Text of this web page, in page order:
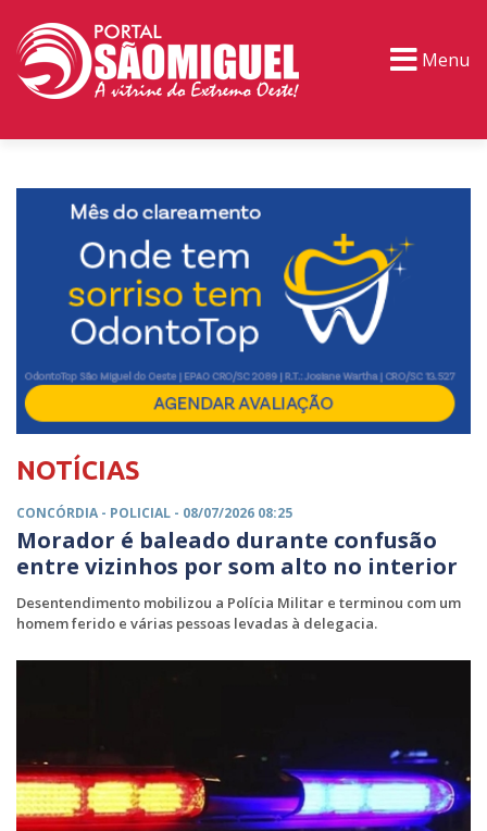
Menu
NOTÍCIAS
CONCÓRDIA - POLICIAL - 08/07/2026 08:25
Morador é baleado durante confusão
entre vizinhos por som alto no interior
Desentendimento mobilizou a Polícia Militar e terminou com um
homem ferido e várias pessoas levadas à delegacia.